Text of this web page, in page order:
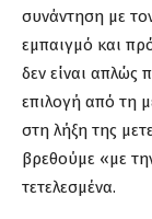
συνάντηση με
εμπαιγμό και
δεν είναι απλώς
επιλογή από τη
στη λήξη της
βρεθούμε «με
τετελεσμένα.